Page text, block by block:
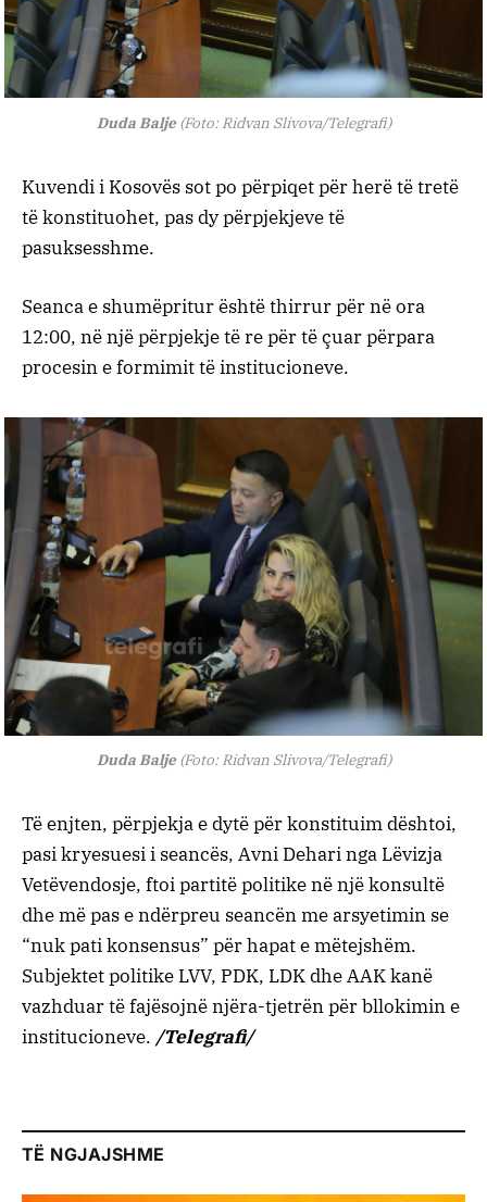
Duda Balje(Foto: Ridvan Slivova/Telegrafi)
Kuvendi i Kosovës sot po përpiqet për herë të tretë
të konstituohet, pas dy përpjekjeve të
pasuksesshme.
Seanca e shumëpritur është thirrur për në ora
12:00, në një përpjekje të re për të çuar përpara
procesin e formimit të institucioneve.
Duda Balje(Foto: Ridvan Slivova/Telegrafi)
Të enjten, përpjekja e dytë për konstituim dështoi,
pasi kryesuesi i seancës, Avni Dehari nga Lëvizja
Vetëvendosje, ftoi partitë politike në një konsultë
dhe më pas e ndërpreu seancën me arsyetimin se
“nuk pati konsensus” për hapat e mëtejshëm.
Subjektet politike LVV, PDK, LDK dhe AAK kanë
vazhduar të fajësojnë njëra-tjetrën për bllokimin e
institucioneve. /Telegrafi/
TË NGJAJSHME